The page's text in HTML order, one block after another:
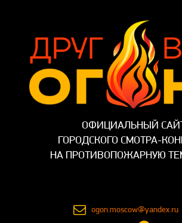
ОФИЦИАЛЬНЫЙ
ГОРОДСКОГО СМОТРА-
НА ПРОТИВОПОЖАРНУЮ
ogon.moscow@yandex.ru